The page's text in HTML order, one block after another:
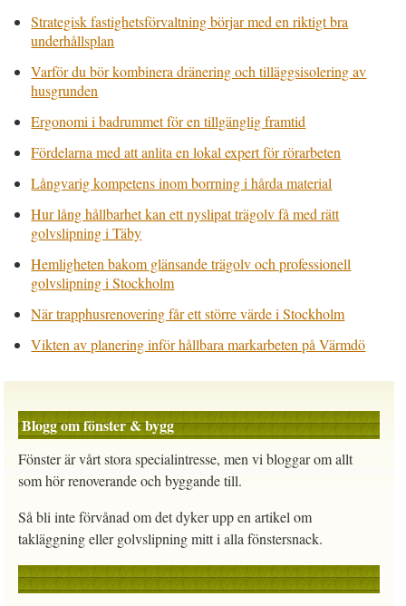
Strategisk fastighetsförvaltning börjar med en riktigt bra
underhållsplan
Varför du bör kombinera dränering och tilläggsisolering av
husgrunden
Ergonomi i badrummet för en tillgänglig framtid
Fördelarna med att anlita en lokal expert för rörarbeten
Långvarig kompetens inom borrning i hårda material
Hur lång hållbarhet kan ett nyslipat trägolv få med rätt
golvslipning i Täby
Hemligheten bakom glänsande trägolv och professionell
golvslipning i Stockholm
När trapphusrenovering får ett större värde i Stockholm
Vikten av planering inför hållbara markarbeten på Värmdö
Blogg om fönster & bygg
Fönster är vårt stora specialintresse, men vi bloggar om allt
som hör renoverande och byggande till.
Så bli inte förvånad om det dyker upp en artikel om
takläggning eller golvslipning mitt i alla fönstersnack.